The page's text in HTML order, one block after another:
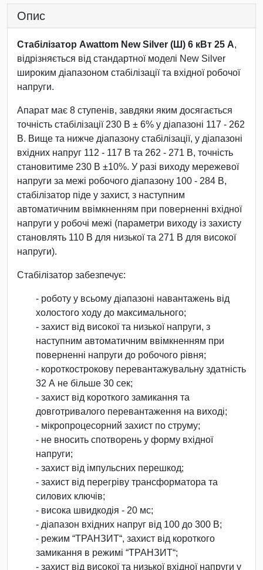
Опис
Стабілізатор Awattom New Silver (Ш) 6 кВт 25 А,
відрізняється від стандартної моделі New Silver
широким діапазоном стабілізації та вхідної робочої
напруги.
Апарат має 8 ступенів, завдяки яким досягається
точність стабілізації 230 В ± 6% у діапазоні 117 - 262
В. Вище та нижче діапазону стабілізації, у діапазоні
вхідних напруг 112 - 117 В та 262 - 271 В, точність
становитиме 230 В ±10%. У разі виходу мережевої
напруги за межі робочого діапазону 100 - 284 В,
стабілізатор піде у захист, з наступним
автоматичним ввімкненням при поверненні вхідної
напруги у робочі межі (параметри виходу із захисту
становлять 110 В для низької та 271 В для високої
напруги).
Стабілізатор забезпечує:
- роботу у всьому діапазоні навантажень від
холостого ходу до максимального;
- захист від високої та низької напруги, з
наступним автоматичним ввімкненням при
поверненні напруги до робочого рівня;
- короткострокову перевантажувальну здатність
32 А не більше 30 сек;
- захист від короткого замикання та
довготривалого перевантаження на виході;
- мікропроцесорний захист по струму;
- не вносить спотворень у форму вхідної
напруги;
- захист від імпульсних перешкод;
- захист від перегріву трансформатора та
силових ключів;
- висока швидкодія - 20 мс;
- діапазон вхідних напруг від 100 до 300 В;
- режим “ТРАНЗИТ“, захист від короткого
замикання в режимі “ТРАНЗИТ“;
- захист від високої та низької вхідної напруги у